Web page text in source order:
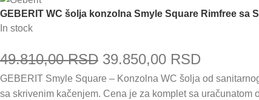
GEBERIT WC šolja konzolna Smyle Square Rimfree sa
In stock
49.810,00RSD Originalna
cena
39.850,00 RSD
cena
GEBERIT Smyle Square – Konzolna WC šolja od
sa skrivenim kačenjem. Cena je za komplet sa uračunatom